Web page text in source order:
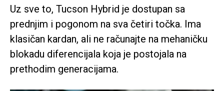
Uz sve to, Tucson Hybrid je dostupan sa
prednjim i pogonom na sva četiri točka. Ima
klasičan kardan, ali ne računajte na mehaničku
blokadu diferencijala koja je postojala na
prethodim generacijama.